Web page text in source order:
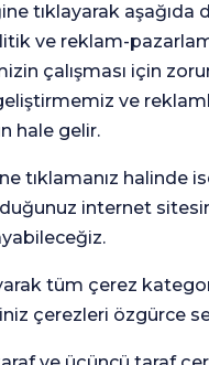
Genel
Anketi
tıklayarak aşağıda
ve reklam-
çalışması için
ve
hale gelir.
tıklamanız halinde
internet
tüm çerez
çerezleri özgürce